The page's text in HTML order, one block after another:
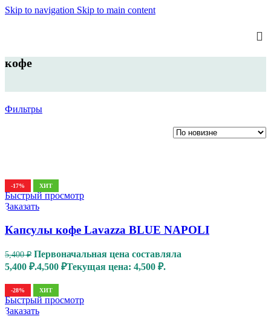
Skip to navigation Skip to main content
кофе
Фильтры
-17% ХИТ
Быстрый просмотр
Заказать
Капсулы кофе Lavazza BLUE NAPOLI
5,400₽ Первоначальная цена составляла
5,400 ₽.4,500 ₽Текущая цена: 4,500 ₽.
-28% ХИТ
Быстрый просмотр
Заказать